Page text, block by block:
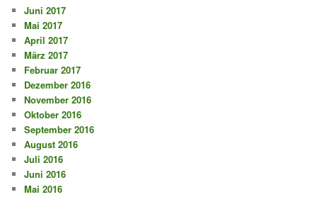
Juni 2017
Mai 2017
April 2017
März 2017
Februar 2017
Dezember 2016
November 2016
Oktober 2016
September 2016
August 2016
Juli 2016
Juni 2016
Mai 2016